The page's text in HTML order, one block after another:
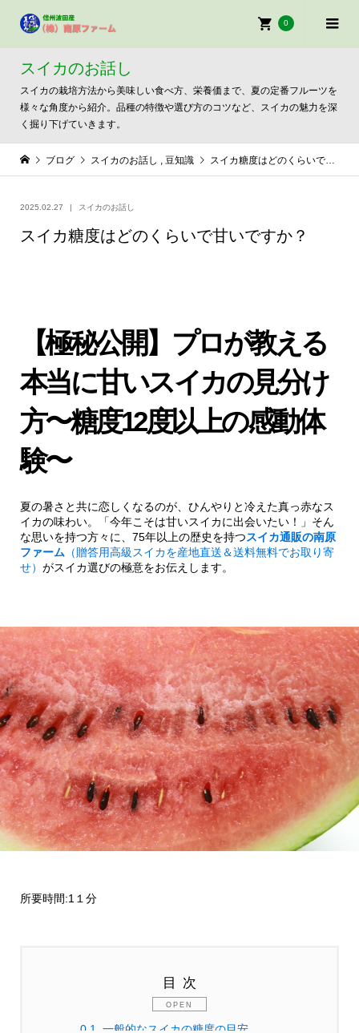
0
スイカのお話し
スイカの栽培方法から美味しい食べ方、栄養価まで、夏の定番フルーツを
様々な角度から紹介。品種の特徴や選び方のコツなど、スイカの魅力を深
く掘り下げていきます。
ブログ スイカのお話し , 豆知識 スイカ糖度はどのくらいで甘いですか？
2025.02.27 スイカのお話し
スイカ糖度はどのくらいで甘いですか？
【極秘公開】プロが教える
本当に甘いスイカの見分け
方〜糖度12度以上の感動体
験〜
夏の暑さと共に恋しくなるのが、ひんやりと冷えた真っ赤なス
イカの味わい。「今年こそは甘いスイカに出会いたい！」そん
な思いを持つ方々に、75年以上の歴史を持つスイカ通販の南原
ファーム （贈答用高級スイカを産地直送＆送料無料でお取り寄
せ） がスイカ選びの極意をお伝えします。
所要時間:1１分
目次
0.1.一般的なスイカの糖度の目安